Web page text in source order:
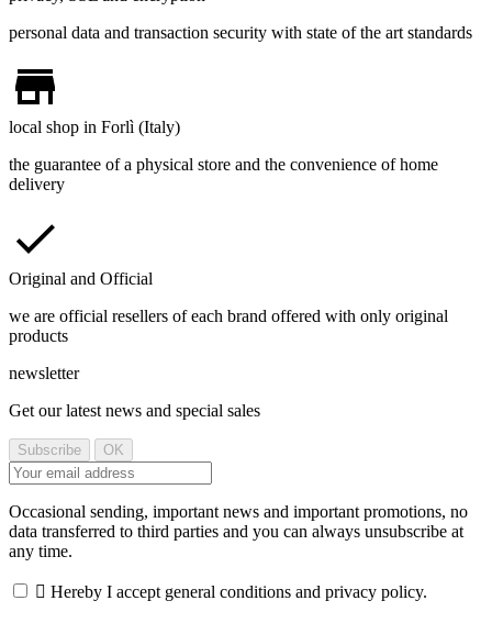
personal data and transaction security with state of the art standards
local shop in Forlì (Italy)
the guarantee of a physical store and the convenience of home
delivery
Original and Official
we are official resellers of each brand offered with only original
products
newsletter
Get our latest news and special sales
Occasional sending, important news and important promotions, no
data transferred to third parties and you can always unsubscribe at
any time.
 Hereby I accept general conditions and privacy policy.